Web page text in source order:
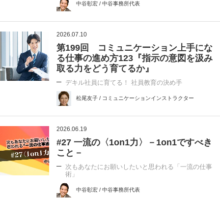
中谷彰宏 / 中谷事務所代表
2026.07.10
第199回 コミュニケーション上手にな
る仕事の進め方123『指示の意図を汲み
取る力をどう育てるか』
デキル社員に育てる！ 社員教育の決め手
松尾友子 / コミュニケーションインストラクター
2026.06.19
#27 一流の〈1on1力〉－1on1ですべき
こと－
次もあなたにお願いしたいと思われる「一流の仕事
術」
中谷彰宏 / 中谷事務所代表